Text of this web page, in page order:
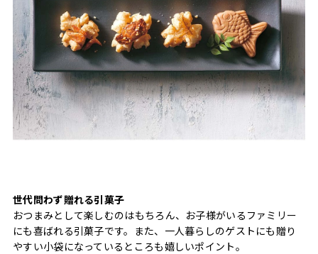
世代問わず贈れる引菓子
おつまみとして楽しむのはもちろん、お子様がいるファミリー
にも喜ばれる引菓子です。また、一人暮らしのゲストにも贈り
やすい小袋になっているところも嬉しいポイント。